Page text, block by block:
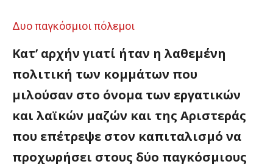
Δυο παγκόσμιοι πόλεμοι
Κατ’ αρχήν γιατί ήταν η λαθεμένη
πολιτική των κομμάτων που
μιλούσαν στο όνομα των εργατικών
και λαϊκών μαζών και της Αριστεράς
που επέτρεψε στον καπιταλισμό να
προχωρήσει στους δύο παγκόσμιους